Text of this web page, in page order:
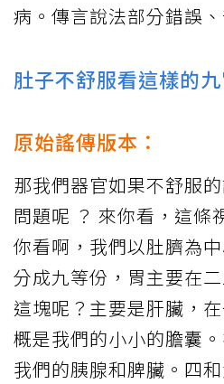
病。傳言說法部分錯誤
肚子不舒服看這樣的
原始謠傳版本：
那我們器官如果不舒服
問題呢 ？ 來你看，這條
你看啊，我們以肚臍為
分成九等份，胃主要在
這塊呢？主要是肝臟，
概是我們的小小的膽囊
我們的胰腺和脾臟。四